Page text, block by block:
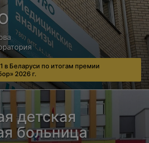
Беларуси по итогам премии
2026 г.
детская
больница